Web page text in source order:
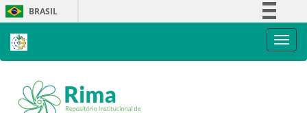
Skip
navigation
BRASIL